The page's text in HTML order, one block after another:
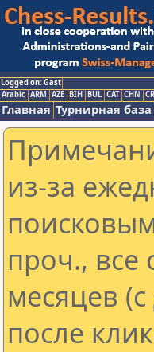
Logged on: Gast
Arabic ARM AZE BIH BUL CAT CHN
Главная Турнирная
из-за
проч., все
месяцев
после